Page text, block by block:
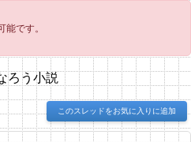
能です。
ろう小説
このスレッドをお気に入りに追加